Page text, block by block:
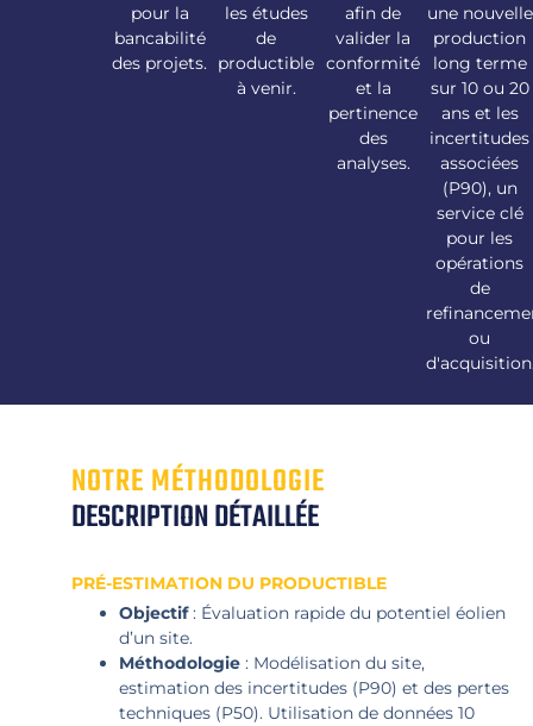
pour la
bancabilité
des projets.
les études
de
productible
à venir.
afin de
valider la
conformité
et la
pertinence
des
analyses.
une nouvelle
production
long terme
sur 10 ou 20
ans et les
incertitudes
associées
(P90), un
service clé
pour les
opérations
de
ou
NOTRE MÉTHODOLOGIE
DESCRIPTION DÉTAILLÉE
PRÉ-ESTIMATION DU PRODUCTIBLE
Objectif: Évaluation rapide du potentiel éolien
d’un site.
Méthodologie : Modélisation du site,
estimation des incertitudes (P90) et des pertes
techniques (P50). Utilisation de données 10